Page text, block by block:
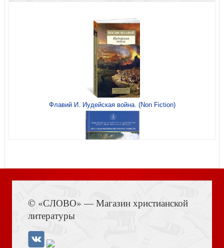
О Коннор Ф. Царство Небесное силою берется. (
(Эксклюзивная классика)
Портер Э. Поллианна (Библиотека лучшей классики)
Мориак Ф. Дорога в никуда (Эксклюзивная классика)
Флавий И. Иудейская война. (Non Fiction)
© «СЛОВО» — Магазин христианской
литературы